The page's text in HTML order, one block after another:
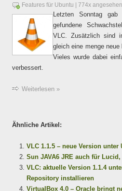
Features für Ubuntu | 774x angesehen
Letzten Sonntag
gefundene
VLC. Zusätzlich sind
gleich eine menge neue
Vieles wurde dabei
verbessert.
Weiterlesen »
Ähnliche Artikel:
VLC 1.1.5 – neue Version
Sun JAVA6 JRE auch für
VLC: aktuelle Version 1.1.4
Repository installieren
VirtualBox 4.0 – Oracle bringt